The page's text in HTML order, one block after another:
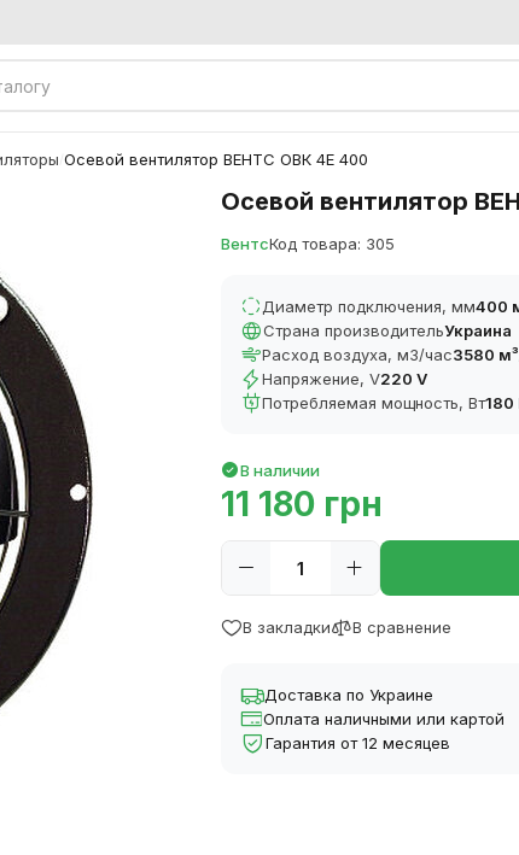
Осевой вентилятор ВЕНТС ОВК 4Е 400
Осевой вентилятор
ВентсКод товара: 305
Диаметр подключения, мм400
Страна производительУкраина
Расход воздуха, м3/час3580
Напряжение, V220 V
Потребляемая мощность, Вт180
В наличии
11 180 грн
В закладки В сравнение
Доставка по Украине
Оплата наличными или картой
Гарантия от 12 месяцев